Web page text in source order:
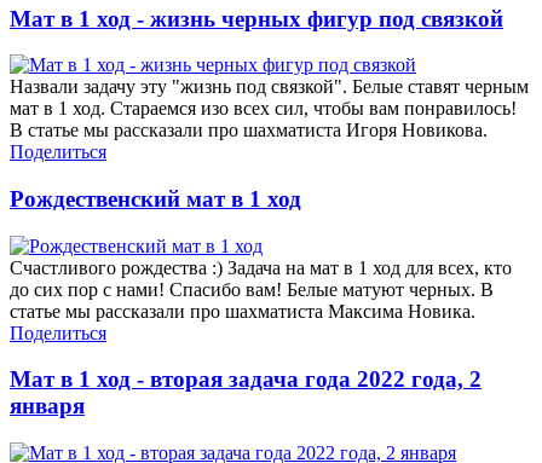
Мат в 1 ход - жизнь черных фигур под связкой
Назвали задачу эту "жизнь под связкой". Белые ставят черным
мат в 1 ход. Стараемся изо всех сил, чтобы вам понравилось!
В статье мы рассказали про шахматиста Игоря Новикова.
Поделиться
Рождественский мат в 1 ход
Счастливого рождества :) Задача на мат в 1 ход для всех, кто
до сих пор с нами! Спасибо вам! Белые матуют черных. В
статье мы рассказали про шахматиста Максима Новика.
Поделиться
Мат в 1 ход - вторая задача года 2022 года, 2
января